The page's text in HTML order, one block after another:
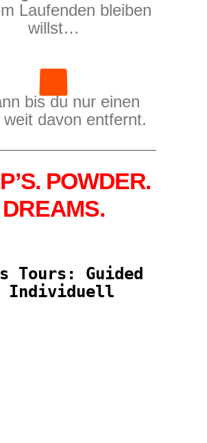
Laufenden bleiben
willst…
bis du nur einen
weit davon entfernt.
POWDER.
DREAMS.
Tours: Guided
Individuell